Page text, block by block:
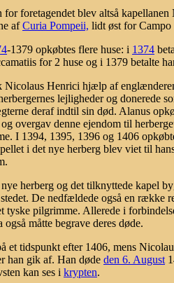
for foretagendet blev altså
afCuria Pompeii, lidt øst for
-1379 opkøbtes flere huse: i 1374
for 2 huse og i 1379 betalte
Henrici hjælp af
lejligheder og donerede
deraf indtil sin død. Alanus
overgav denne ejendom til
I 1394, 1395, 1396 og 1406
i det nye herberg blev viet til
herberg og det tilknyttede kapel
De nedfældede også en række
tyske pilgrimme. Allerede i
måtte begrave deres døde.
et tidspunkt efter 1406, mens
han gik af. Han døde den 6. August
kan ses i krypten.